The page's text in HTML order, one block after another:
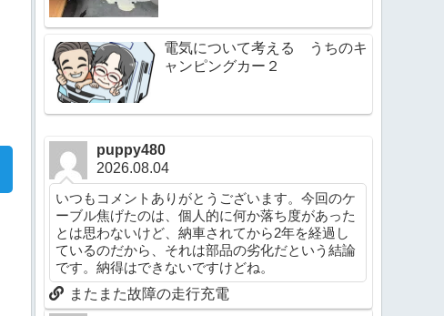
電気について考える うちのキ
ャンピングカー２
puppy480
2026.08.04
いつもコメントありがとうございます。今回のケ
ーブル焦げたのは、個人的に何か落ち度があった
とは思わないけど、納車されてから2年を経過し
ているのだから、それは部品の劣化だという結論
です。納得はできないですけどね。
またまた故障の走行充電